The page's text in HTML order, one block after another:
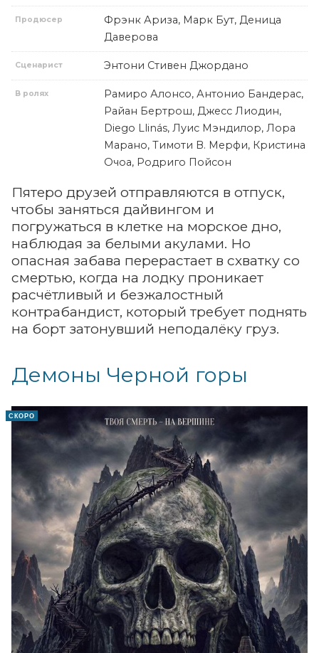
Продюсер
Фрэнк Ариза, Марк Бут, Деница
Даверова
Сценарист Энтони Стивен Джордано
В ролях
Рамиро Алонсо, Антонио Бандерас,
Райан Бертрош, Джесс Лиодин,
Diego Llinás, Луис Мэндилор, Лора
Марано, Тимоти В. Мерфи, Кристина
Очоа, Родриго Пойсон
Пятеро друзей отправляются в отпуск,
чтобы заняться дайвингом и
погружаться в клетке на морское дно,
наблюдая за белыми акулами. Но
опасная забава перерастает в схватку со
смертью, когда на лодку проникает
расчётливый и безжалостный
контрабандист, который требует поднять
на борт затонувший неподалёку груз.
Демоны Черной горы
СКОРО